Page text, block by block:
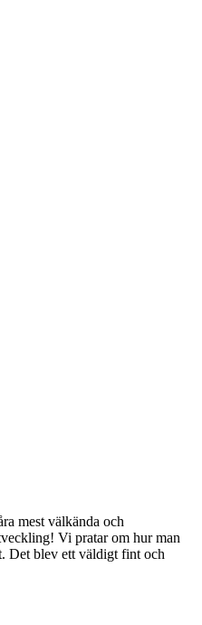
mest välkända och
Vi pratar om hur man
Det blev ett väldigt fint och